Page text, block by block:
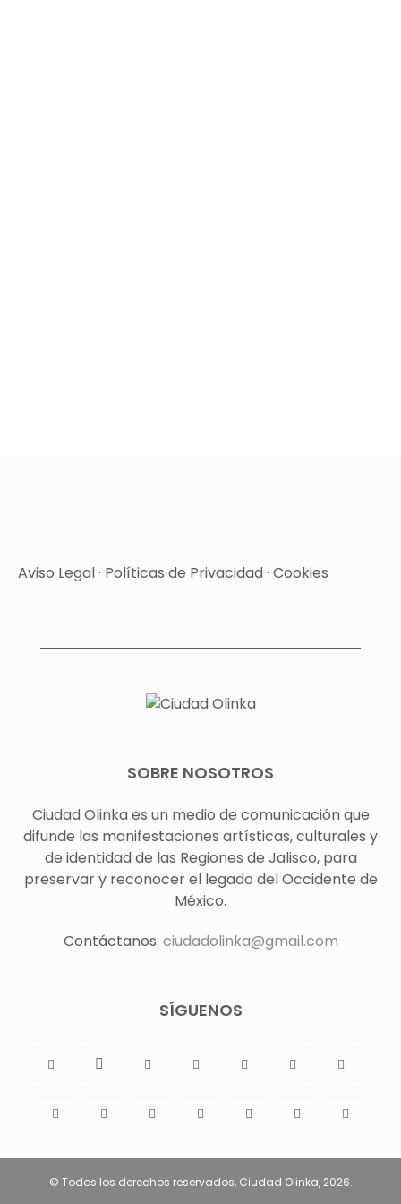
Aviso Legal· Políticas de Privacidad· Cookies
SOBRE NOSOTROS
Ciudad Olinka es un medio de comunicación que
difunde las manifestaciones artísticas, culturales y
de identidad de las Regiones de Jalisco, para
preservar y reconocer el legado del Occidente de
México.
Contáctanos: ciudadolinka@gmail.com
SÍGUENOS
© Todos los derechos reservados, Ciudad Olinka, 2026.